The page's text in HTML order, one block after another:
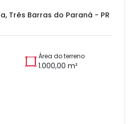
Três Barras do Paraná - PR
Área do terreno
1.000,00 m²